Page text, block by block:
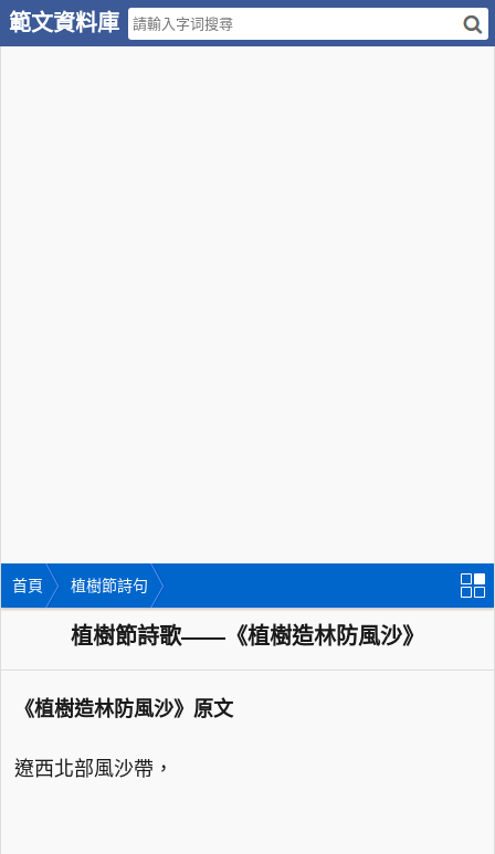
範文資料庫
首頁 植樹節詩句
植樹節詩歌——《植樹造林防風沙》
《植樹造林防風沙》原文
遼西北部風沙帶，